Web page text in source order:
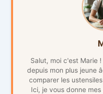
Salut, moi c'est Marie
depuis mon plus jeune
comparer les
Ici, je vous donne